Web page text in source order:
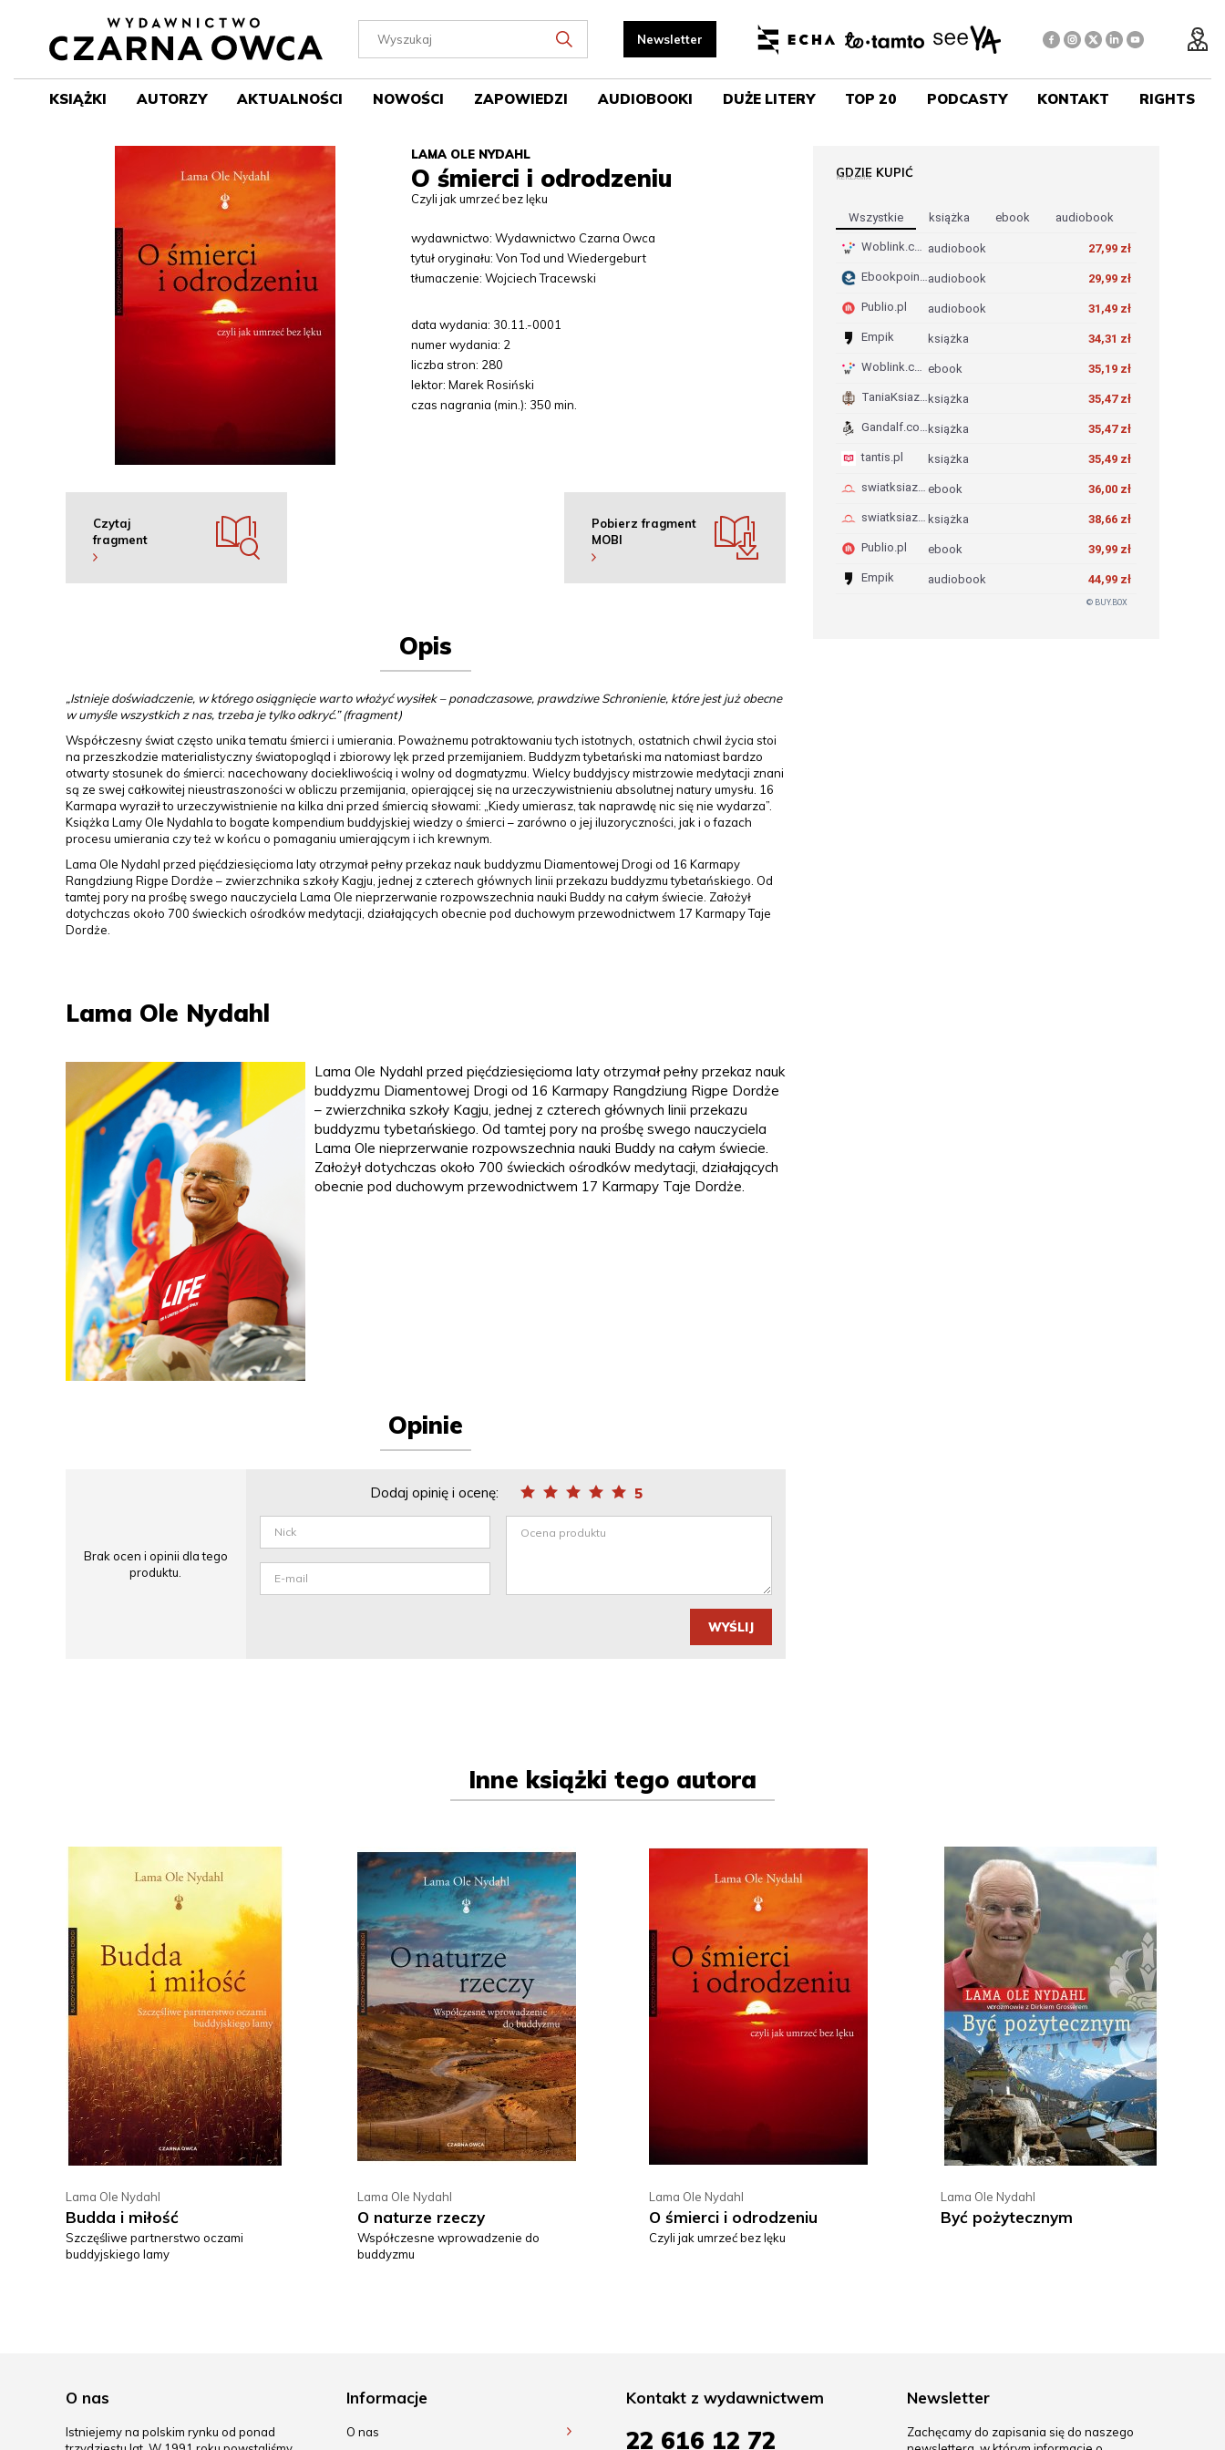
KSIĄŻKI AUTORZY AKTUALNOŚCI NOWOŚCI ZAPOWIEDZI AUDIOBOOKI DUŻE LITERY TOP 20 PODCASTY KONTAKT RIGHTS
LAMA OLE NYDAHL
O śmierci i odrodzeniu
Czyli jak umrzeć bez lęku
Czytaj
fragment
Pobierz fragment
MOBI
wydawnictwo: Wydawnictwo Czarna Owca
tytuł oryginału: Von Tod und Wiedergeburt
tłumaczenie: Wojciech Tracewski
data wydania: 30.11.-0001
numer wydania: 2
liczba stron: 280
lektor: Marek Rosiński
czas nagrania (min.): 350 min.
GDZIE KUPIĆ
REKLAMA
Wszystkie Książka Ebook Audiobook
Woblink.com audiobook 27,99 zł
Ebookpoint.pl audiobook 29,99 zł
Publio.pl audiobook 31,49 zł
Empik książka 34,31 zł
Woblink.com ebook 35,19 zł
TaniaKsiazka.pl książka 35,47 zł
Gandalf.com.pl książka 35,47 zł
tantis.pl książka 35,49 zł
swiatksiazki.pl ebook 36,00 zł
swiatksiazki.pl książka 38,66 zł
Publio.pl ebook 39,99 zł
Empik audiobook 44,99 zł
© BUY.BOX
Opis
„Istnieje doświadczenie, w którego osiągnięcie warto włożyć wysiłek – ponadczasowe, prawdziwe Schronienie, które jest już obecne
w umyśle wszystkich z nas, trzeba je tylko odkryć.” (fragment)
Współczesny świat często unika tematu śmierci i umierania. Poważnemu potraktowaniu tych istotnych, ostatnich chwil życia stoi
na przeszkodzie materialistyczny światopogląd i zbiorowy lęk przed przemijaniem. Buddyzm tybetański ma natomiast bardzo
otwarty stosunek do śmierci: nacechowany dociekliwością i wolny od dogmatyzmu. Wielcy buddyjscy mistrzowie medytacji znani
są ze swej całkowitej nieustraszoności w obliczu przemijania, opierającej się na urzeczywistnieniu absolutnej natury umysłu. 16
Karmapa wyraził to urzeczywistnienie na kilka dni przed śmiercią słowami: „Kiedy umierasz, tak naprawdę nic się nie wydarza”.
Książka Lamy Ole Nydahla to bogate kompendium buddyjskiej wiedzy o śmierci – zarówno o jej iluzoryczności, jak i o fazach
procesu umierania czy też w końcu o pomaganiu umierającym i ich krewnym.
Lama Ole Nydahl przed pięćdziesięcioma laty otrzymał pełny przekaz nauk buddyzmu Diamentowej Drogi od 16 Karmapy
Rangdziung Rigpe Dordże – zwierzchnika szkoły Kagju, jednej z czterech głównych linii przekazu buddyzmu tybetańskiego. Od
tamtej pory na prośbę swego nauczyciela Lama Ole nieprzerwanie rozpowszechnia nauki Buddy na całym świecie. Założył
dotychczas około 700 świeckich ośrodków medytacji, działających obecnie pod duchowym przewodnictwem 17 Karmapy Taje
Dordże.
Lama Ole Nydahl
Lama Ole Nydahl przed pięćdziesięcioma laty otrzymał pełny przekaz nauk
buddyzmu Diamentowej Drogi od 16 Karmapy Rangdziung Rigpe Dordże
– zwierzchnika szkoły Kagju, jednej z czterech głównych linii przekazu
buddyzmu tybetańskiego. Od tamtej pory na prośbę swego nauczyciela
Lama Ole nieprzerwanie rozpowszechnia nauki Buddy na całym świecie.
Założył dotychczas około 700 świeckich ośrodków medytacji, działających
obecnie pod duchowym przewodnictwem 17 Karmapy Taje Dordże.
Opinie
Brak ocen i opinii dla tego
produktu.
Dodaj opinię i ocenę: 5
WYŚLIJ
Inne książki tego autora
Lama Ole Nydahl
Budda i miłość
Szczęśliwe partnerstwo oczami
buddyjskiego lamy
Lama Ole Nydahl
O naturze rzeczy
Współczesne wprowadzenie do
buddyzmu
Lama Ole Nydahl
O śmierci i odrodzeniu
Czyli jak umrzeć bez lęku
Lama Ole Nydahl
Być pożytecznym
O nas
Istniejemy na polskim rynku od ponad
Informacje
O nas
Kontakt z wydawnictwem
22 616 12 72
Newsletter
Zachęcamy do zapisania się do naszego